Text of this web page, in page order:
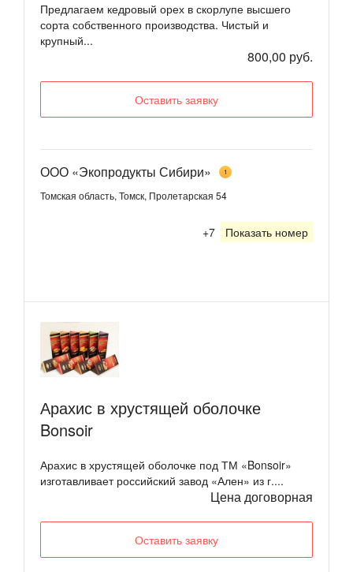
Предлагаем кедровый орех в скорлупе высшего
сорта собственного производства. Чистый и
крупный...
800,00 руб.
Оставить заявку
ООО «Экопродукты Сибири» 1
Томская область, Томск, Пролетарская 54
+7 Показать номер
Арахис в хрустящей оболочке
Bonsoir
Арахис в хрустящей оболочке под ТМ «Bonsoir»
изготавливает российский завод «Ален» из г....
Цена договорная
Оставить заявку